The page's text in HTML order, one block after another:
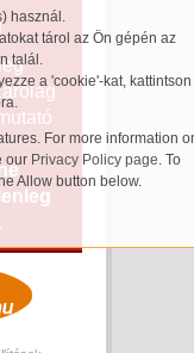
használ.
tárol az Ön gépén az
talál.
a 'cookie'-kat, kattintson
For more information
our Privacy Policy page. To
Allow button below.